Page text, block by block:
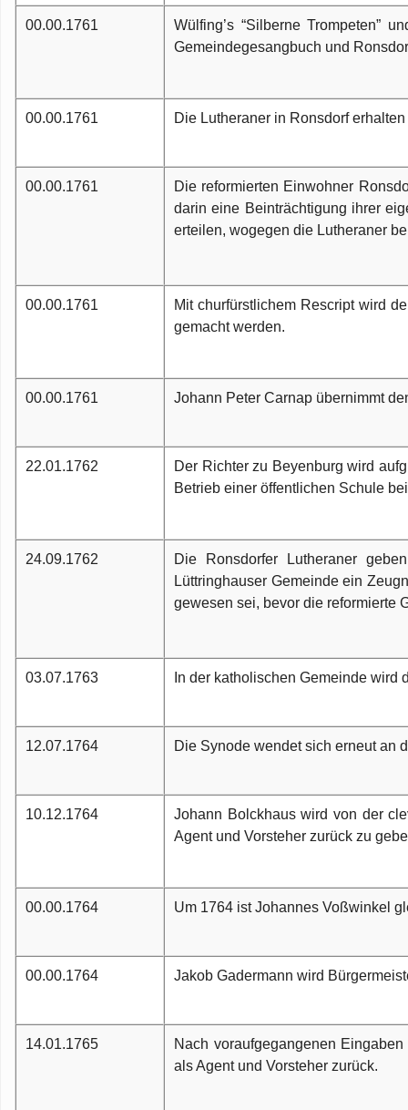
00.00.1761
Wülfing’s “Silberne Trompeten”
Gemeindegesangbuch und
00.00.1761 Die Lutheraner in Ronsdorf
00.00.1761
Die reformierten Einwohner
darin eine Beinträchtigung ihrer
erteilen, wogegen die Lutheraner
00.00.1761
Mit churfürstlichem Rescript wird
gemacht werden.
00.00.1761 Johann Peter Carnap übernimmt
22.01.1762
Der Richter zu Beyenburg wird
Betrieb einer öffentlichen Schule
24.09.1762
Die Ronsdorfer Lutheraner
Lüttringhauser Gemeinde ein
gewesen sei, bevor die reformierte
03.07.1763 In der katholischen Gemeinde wird
12.07.1764 Die Synode wendet sich erneut an
10.12.1764
Johann Bolckhaus wird von der
Agent und Vorsteher zurück zu
00.00.1764 Um 1764 ist Johannes Voßwinkel
00.00.1764 Jakob Gadermann wird
14.01.1765
Nach voraufgegangenen
als Agent und Vorsteher zurück.